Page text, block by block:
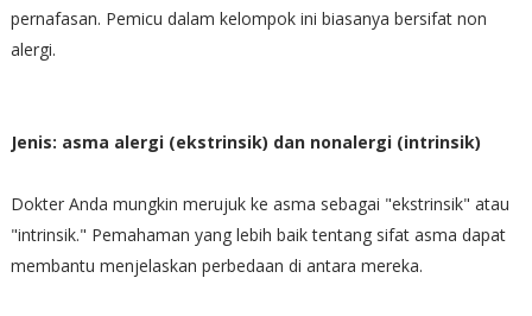
pernafasan. Pemicu dalam kelompok ini biasanya bersifat non
alergi.
Jenis: asma alergi (ekstrinsik) dan nonalergi (intrinsik)
Dokter Anda mungkin merujuk ke asma sebagai "ekstrinsik" atau
"intrinsik." Pemahaman yang lebih baik tentang sifat asma dapat
membantu menjelaskan perbedaan di antara mereka.